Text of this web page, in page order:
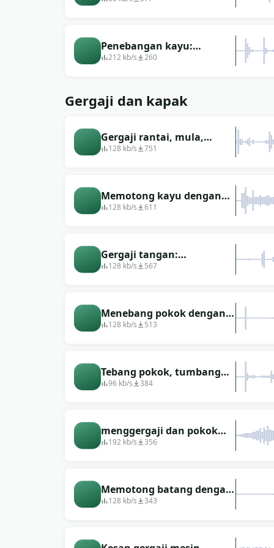
Penebangan kayu:
memotong dahan dari
212 kb/s 260
Gergaji dan kapak
Gergaji rantai, mula,
menggergaji kayu,
128 kb/s 751
Memotong kayu dengan
gergaji rantai
128 kb/s 611
Gergaji tangan:
menggergaji kayu
128 kb/s 567
Menebang pokok dengan
kapak
128 kb/s 513
Tebang pokok, tumbang
pokok
96 kb/s 384
menggergaji dan pokok
tumbang
192 kb/s 356
Memotong batang dengan
gergaji, pokok tumbang
128 kb/s 343